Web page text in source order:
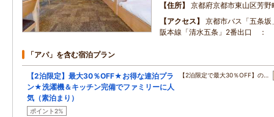
住所
京都府京都市東山区芳野
アクセス
京都市バス「五条
阪本線「清水五条」2番出口 ：
「アパ」を含む宿泊プラン
【2泊限定】最大30％OFF★お得な連泊プラ
ン★洗濯機＆キッチン完備でファミリーに人
気（素泊まり）
ポイント2%
【2泊限定で最大30％OFF】の…